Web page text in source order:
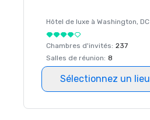
Hôtel de luxe à Washington, DC
Chambres d'invités: 237
Salles de réunion: 8
Sélectionnez un lieu